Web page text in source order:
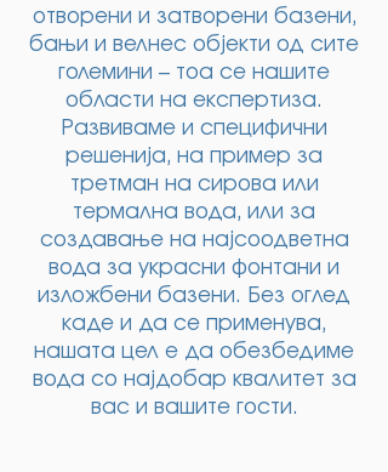
отворени и затворени базени,
бањи и велнес објекти од сите
големини – тоа се нашите
области на експертиза.
Развиваме и специфични
решенија, на пример за
третман на сирова или
термална вода, или за
создавање на најсоодветна
вода за украсни фонтани и
изложбени базени. Без оглед
каде и да се применува,
нашата цел е да обезбедиме
вода со најдобар квалитет за
вас и вашите гости.